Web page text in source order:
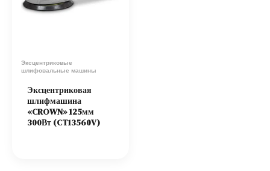
Эксцентриковые
шлифовальные машины
Эксцентриковая
шлифмашина
«CROWN» 125мм
300Вт (CT13560V)